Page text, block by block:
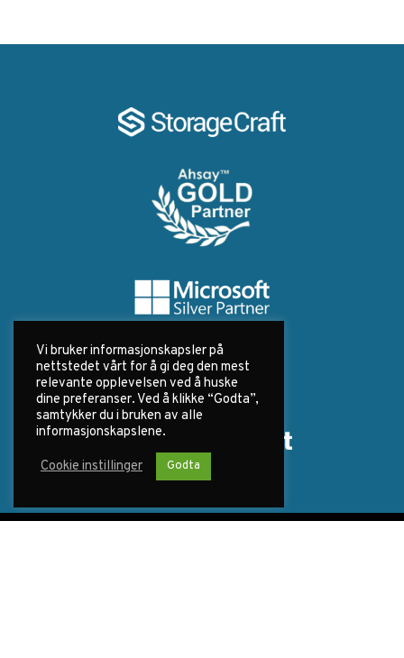
Vi bruker informasjonskapsler på
nettstedet vårt for å gi deg den mest
relevante opplevelsen ved å huske
dine preferanser. Ved å klikke “Godta”,
samtykker du i bruken av alle
informasjonskapslene.
Cookie instillinger
Godta